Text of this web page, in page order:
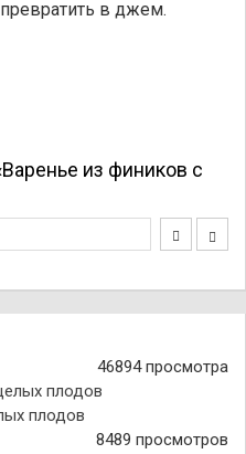
в джем.
из фиников с
46894 просмотра
плодов
8489 просмотров